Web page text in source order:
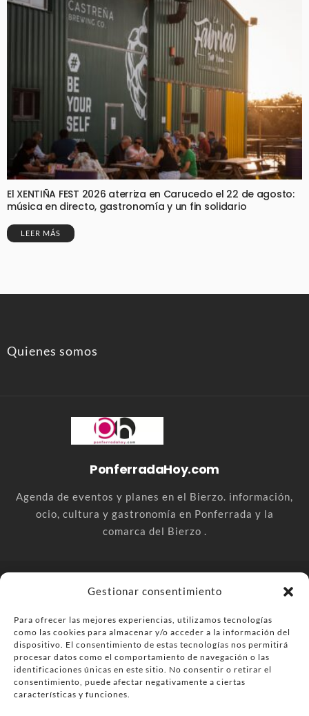
Gestionar consentimiento
Para ofrecer las mejores experiencias, utilizamos tecnologías
como las cookies para almacenar y/o acceder a la información del
dispositivo. El consentimiento de estas tecnologías nos permitirá
procesar datos como el comportamiento de navegación o las
identificaciones únicas en este sitio. No consentir o retirar el
consentimiento, puede afectar negativamente a ciertas
características y funciones.
El XENTIÑA FEST 2026 aterriza en Carucedo el 22 de agosto:
música en directo, gastronomía y un fin solidario
LEER MÁS
Quienes somos
PonferradaHoy.com
Agenda de eventos y planes en el Bierzo. información,
ocio, cultura y gastronomía en Ponferrada y la
comarca del Bierzo .
comarca del Bierzo
Anúnciate
Más información sobre las cookies
Envía tu negocio
Contacta Política de privacidad